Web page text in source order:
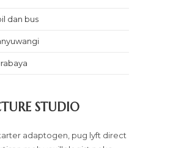
dan bus
STUDIO
adaptogen, pug lyft direct